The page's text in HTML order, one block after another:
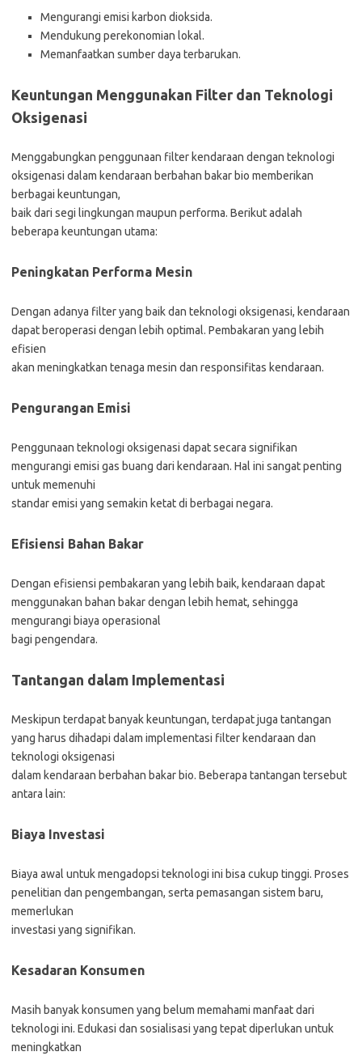
Mengurangi emisi karbon dioksida.
Mendukung perekonomian lokal.
Memanfaatkan sumber daya terbarukan.
Keuntungan Menggunakan Filter dan Teknologi
Oksigenasi
Menggabungkan penggunaan filter kendaraan dengan teknologi
oksigenasi dalam kendaraan berbahan bakar bio memberikan
berbagai keuntungan,
baik dari segi lingkungan maupun performa. Berikut adalah
beberapa keuntungan utama:
Peningkatan Performa Mesin
Dengan adanya filter yang baik dan teknologi oksigenasi, kendaraan
dapat beroperasi dengan lebih optimal. Pembakaran yang lebih
efisien
akan meningkatkan tenaga mesin dan responsifitas kendaraan.
Pengurangan Emisi
Penggunaan teknologi oksigenasi dapat secara signifikan
mengurangi emisi gas buang dari kendaraan. Hal ini sangat penting
untuk memenuhi
standar emisi yang semakin ketat di berbagai negara.
Efisiensi Bahan Bakar
Dengan efisiensi pembakaran yang lebih baik, kendaraan dapat
menggunakan bahan bakar dengan lebih hemat, sehingga
mengurangi biaya operasional
bagi pengendara.
Tantangan dalam Implementasi
Meskipun terdapat banyak keuntungan, terdapat juga tantangan
yang harus dihadapi dalam implementasi filter kendaraan dan
teknologi oksigenasi
dalam kendaraan berbahan bakar bio. Beberapa tantangan tersebut
antara lain:
Biaya Investasi
Biaya awal untuk mengadopsi teknologi ini bisa cukup tinggi. Proses
penelitian dan pengembangan, serta pemasangan sistem baru,
memerlukan
investasi yang signifikan.
Kesadaran Konsumen
Masih banyak konsumen yang belum memahami manfaat dari
teknologi ini. Edukasi dan sosialisasi yang tepat diperlukan untuk
meningkatkan